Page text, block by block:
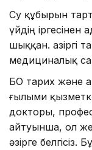
Су құбырын
үйдің
шыққан. Қазіргі
медициналық
БҚО тарих және
ғылыми
докторы,
айтуынша, ол
әзірге белгісіз.